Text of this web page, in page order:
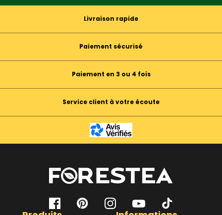
Livraison rapide
Paiement sécurisé
Paiement en 3 ou 4 fois
Service client à votre écoute